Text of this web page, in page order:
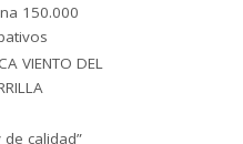
150.000
VIENTO DEL
calidad”